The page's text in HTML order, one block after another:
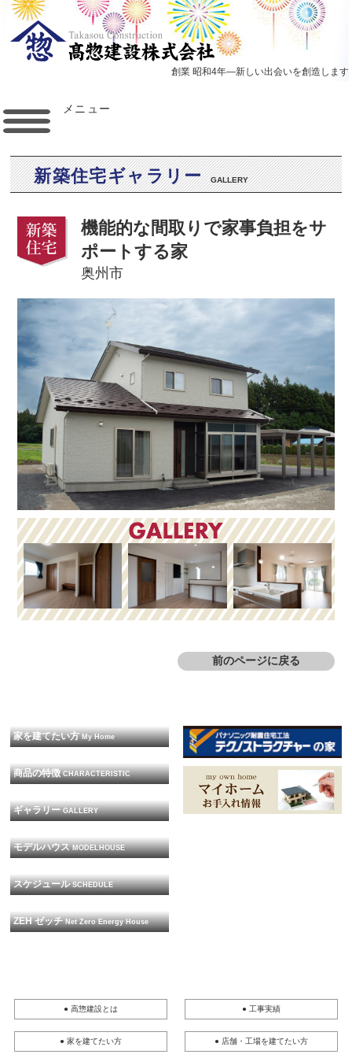
創業 昭和4年―新しい出会いを創造します
メニュー
新築住宅ギャラリー GALLERY
機能的な間取りで家事負担をサ
ポートする家
奥州市
前のページに戻る
家を建てたい方 My Home
商品の特徴 CHARACTERISTIC
ギャラリー GALLERY
モデルハウス MODELHOUSE
スケジュール SCHEDULE
ZEH ゼッチ Net Zero Energy House
● 高惣建設とは ● 工事実績
● 家を建てたい方 ● 店舗・工場を建てたい方